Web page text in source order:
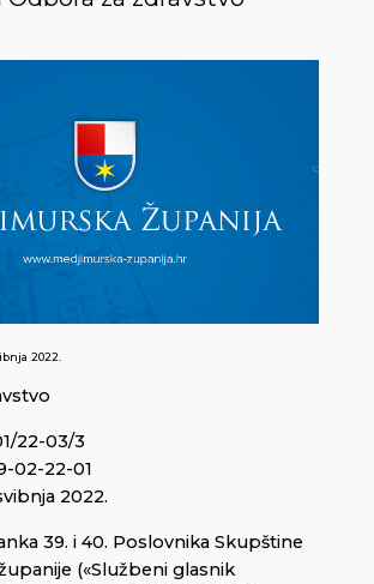
2022.
22-03/3
02-22-01
2022.
39. i 40. Poslovnika Skupštine
(«Službeni glasnik